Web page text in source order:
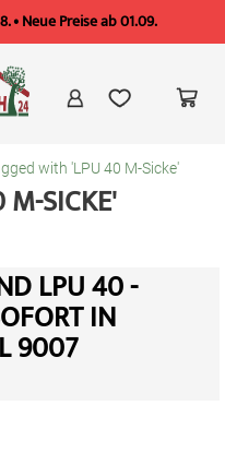
• Neue Preise ab 01.09.
with 'LPU 40 M-Sicke'
M-SICKE'
LPU 40 -
IN
9007